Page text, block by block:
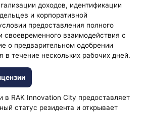
доходов, идентификации
и корпоративной
предоставления полного
своевременного взаимодействия с
о предварительном одобрении
в течение нескольких рабочих дней.
в RAK Innovation City предоставляет
статус резидента и открывает